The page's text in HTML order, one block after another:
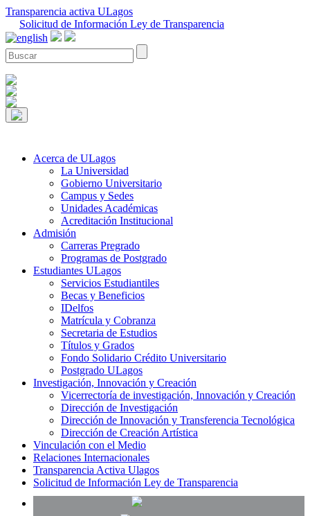
Transparencia activa ULagos
Solicitud de Información Ley de Transparencia
Acerca de ULagos
La Universidad
Gobierno Universitario
Campus y Sedes
Unidades Académicas
Acreditación Institucional
Admisión
Carreras Pregrado
Programas de Postgrado
Estudiantes ULagos
Servicios Estudiantiles
Becas y Beneficios
IDelfos
Matrícula y Cobranza
Secretaria de Estudios
Títulos y Grados
Fondo Solidario Crédito Universitario
Postgrado ULagos
Investigación, Innovación y Creación
Vicerrectoría de investigación, Innovación y Creación
Dirección de Investigación
Dirección de Innovación y Transferencia Tecnológica
Dirección de Creación Artística
Vinculación con el Medio
Relaciones Internacionales
Transparencia Activa Ulagos
Solicitud de Información Ley de Transparencia